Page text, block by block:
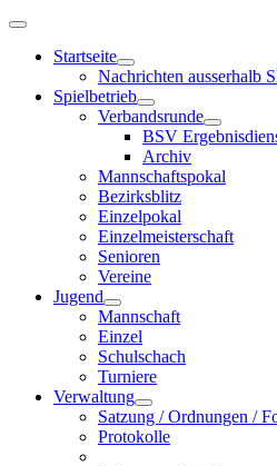
Startseite
Nachrichten ausserhalb
Spielbetrieb
Verbandsrunde
BSV
Archiv
Mannschaftspokal
Bezirksblitz
Einzelpokal
Einzelmeisterschaft
Senioren
Vereine
Jugend
Mannschaft
Einzel
Schulschach
Turniere
Verwaltung
Satzung / Ordnungen /
Protokolle